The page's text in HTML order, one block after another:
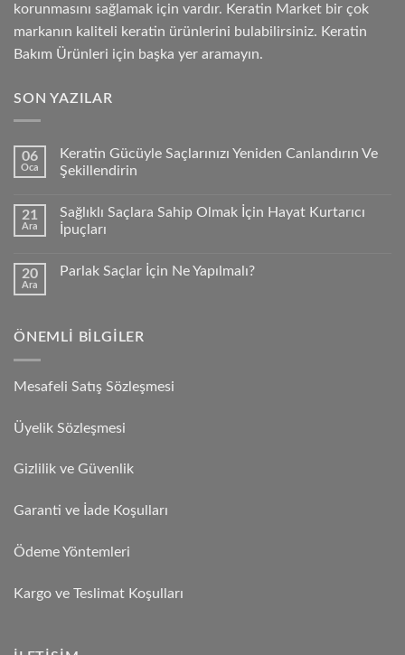
korunmasını sağlamak için vardır. Keratin Market bir çok
markanın kaliteli keratin ürünlerini bulabilirsiniz. Keratin
Bakım Ürünleri için başka yer aramayın.
SON YAZILAR
06
Oca
Keratin Gücüyle Saçlarınızı Yeniden Canlandırın Ve
Şekillendirin
21
Ara
Sağlıklı Saçlara Sahip Olmak İçin Hayat Kurtarıcı
İpuçları
20
Ara
Parlak Saçlar İçin Ne Yapılmalı?
ÖNEMLI BILGILER
Mesafeli Satış Sözleşmesi
Üyelik Sözleşmesi
Gizlilik ve Güvenlik
Garanti ve İade Koşulları
Ödeme Yöntemleri
Kargo ve Teslimat Koşulları